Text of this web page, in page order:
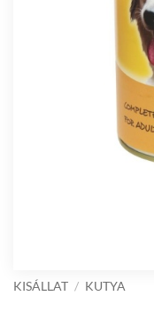
KISÁLLAT / KUTYA